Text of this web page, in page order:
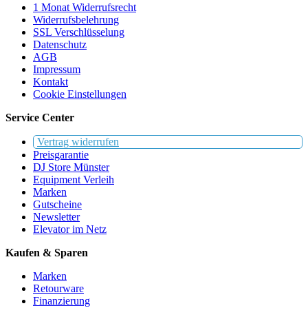
1 Monat Widerrufsrecht
Widerrufsbelehrung
SSL Verschlüsselung
Datenschutz
AGB
Impressum
Kontakt
Cookie Einstellungen
Service Center
Vertrag widerrufen
Preisgarantie
DJ Store Münster
Equipment Verleih
Marken
Gutscheine
Newsletter
Elevator im Netz
Kaufen & Sparen
Marken
Retourware
Finanzierung